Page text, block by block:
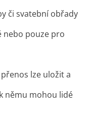
či svatební obřady
nebo pouze pro
lze uložit a
němu mohou lidé